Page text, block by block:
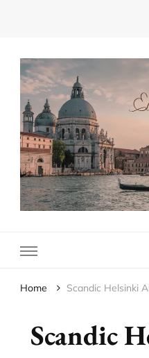
Elämää
Home Scandic Helsinki
Scandic